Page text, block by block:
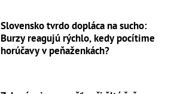
Slovensko tvrdo dopláca na sucho:
Burzy reagujú rýchlo, kedy pocítime
horúčavy v peňaženkách?